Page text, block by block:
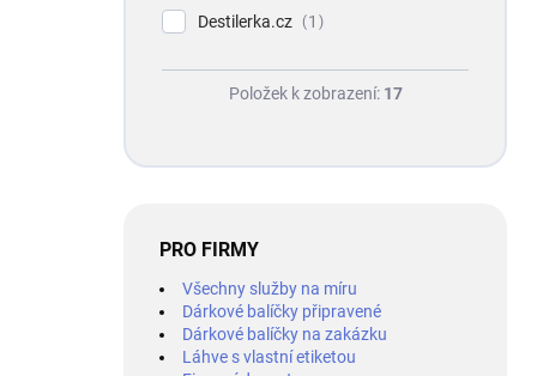
Destilerka.cz
1
Položek k zobrazení: 17
PRO FIRMY
Všechny služby na míru
Dárkové balíčky připravené
Dárkové balíčky na zakázku
Láhve s vlastní etiketou